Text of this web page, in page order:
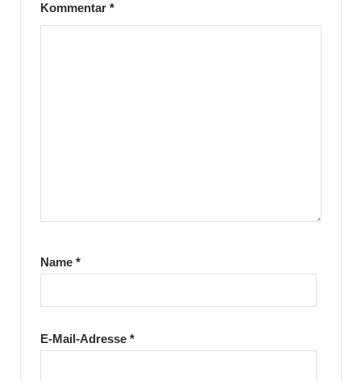
Kommentar *
Name *
E-Mail-Adresse *